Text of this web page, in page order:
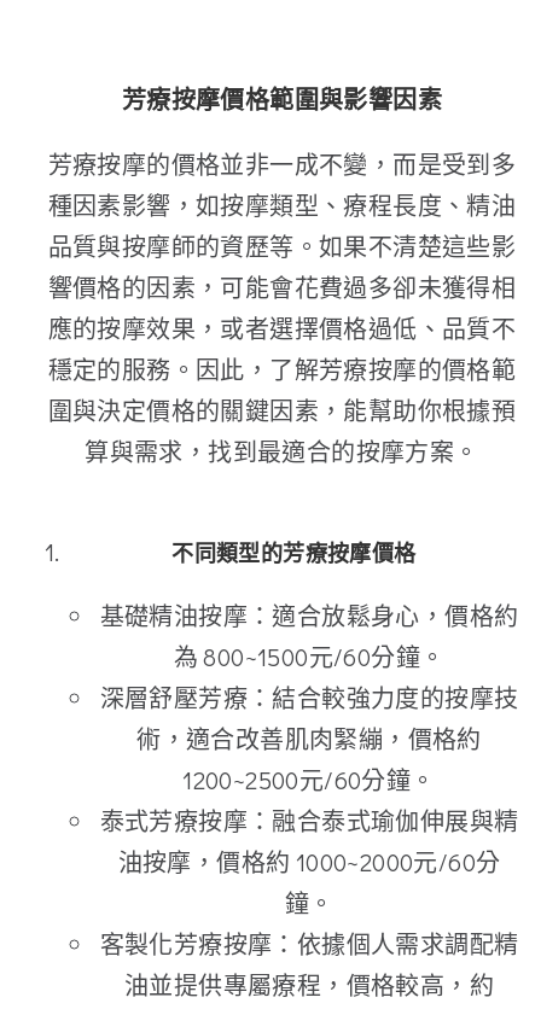
芳療按摩價格範圍與影響因素
芳療按摩的價格並非一成不變，而是受到多
種因素影響，如按摩類型、療程長度、精油
品質與按摩師的資歷等。如果不清楚這些影
響價格的因素，可能會花費過多卻未獲得相
應的按摩效果，或者選擇價格過低、品質不
穩定的服務。因此，了解芳療按摩的價格範
圍與決定價格的關鍵因素，能幫助你根據預
算與需求，找到最適合的按摩方案。
不同類型的芳療按摩價格
基礎精油按摩：適合放鬆身心，價格約
為 800~1500元/60分鐘。
深層舒壓芳療：結合較強力度的按摩技
術，適合改善肌肉緊繃，價格約
1200~2500元/60分鐘。
泰式芳療按摩：融合泰式瑜伽伸展與精
油按摩，價格約 1000~2000元/60分
鐘。
客製化芳療按摩：依據個人需求調配精
油並提供專屬療程，價格較高，約